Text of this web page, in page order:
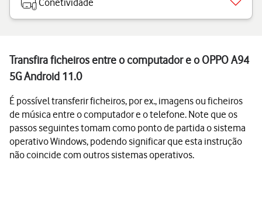
Conetividade
Transfira ficheiros entre o computador e o OPPO A94
5G Android 11.0
É possível transferir ficheiros, por ex., imagens ou ficheiros
de música entre o computador e o telefone. Note que os
passos seguintes tomam como ponto de partida o sistema
operativo Windows, podendo significar que esta instrução
não coincide com outros sistemas operativos.